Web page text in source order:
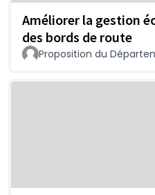
Améliorer la gestion
des bords de route
Proposition du